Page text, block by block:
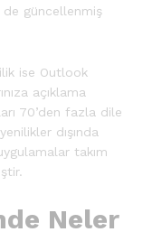
de güncellenmiş
ise Outlook
açıklama
70’den fazla dile
dışında
takım
Neler